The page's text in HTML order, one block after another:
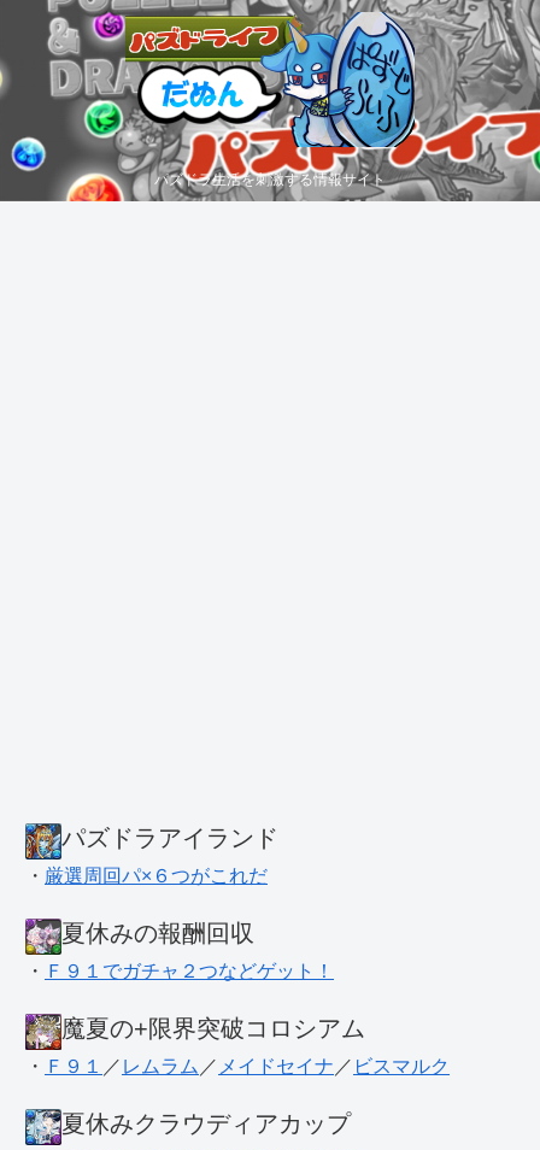
パズドラ生活を刺激する情報サイト
パズドラアイランド
・ 厳選周回パ×６つがこれだ
夏休みの報酬回収
・ Ｆ９１でガチャ２つなどゲット！
魔夏の+限界突破コロシアム
・ Ｆ９１ ／ レムラム ／ メイドセイナ ／ ビスマルク
夏休みクラウディアカップ